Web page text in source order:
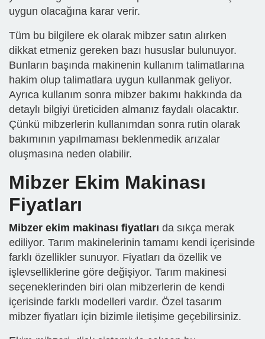
uygun olacağına karar verir.
Tüm bu bilgilere ek olarak mibzer satın alırken
dikkat etmeniz gereken bazı hususlar bulunuyor.
Bunların başında makinenin kullanım talimatlarına
hakim olup talimatlara uygun kullanmak geliyor.
Ayrıca kullanım sonra mibzer bakımı hakkında da
detaylı bilgiyi üreticiden almanız faydalı olacaktır.
Çünkü mibzerlerin kullanımdan sonra rutin olarak
bakımının yapılmaması beklenmedik arızalar
oluşmasına neden olabilir.
Mibzer Ekim Makinası
Fiyatları
Mibzer ekim makinası fiyatları da sıkça merak
ediliyor. Tarım makinelerinin tamamı kendi içerisinde
farklı özellikler sunuyor. Fiyatları da özellik ve
işlevselliklerine göre değişiyor. Tarım makinesi
seçeneklerinden biri olan mibzerlerin de kendi
içerisinde farklı modelleri vardır. Özel tasarım
mibzer fiyatları için bizimle iletişime geçebilirsiniz.